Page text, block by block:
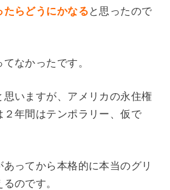
たらどうにかなる と思ったので
なかったです。
思いますが、アメリカの永住権
年間はテンポラリー、仮で
あってから本格的に本当のグリ
のです。